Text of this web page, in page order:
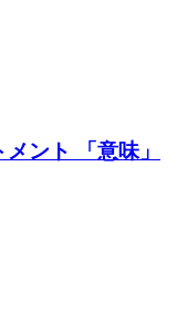
ント 「意味」